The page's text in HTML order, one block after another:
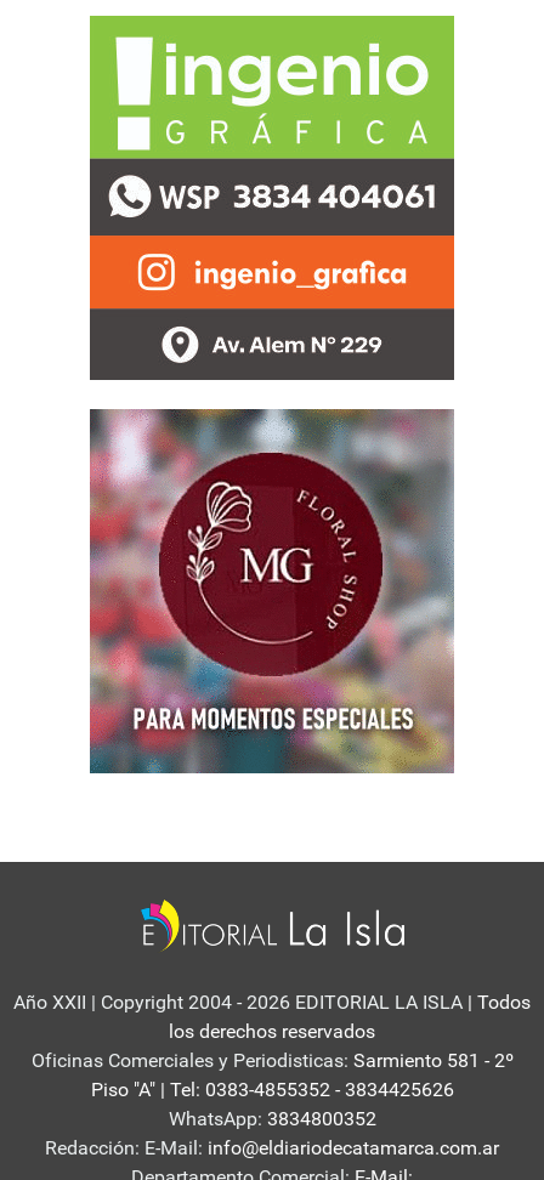
Año XXII | Copyright 2004 - 2026 EDITORIAL LA ISLA | Todos
los derechos reservados
Oficinas Comerciales y Periodisticas: Sarmiento 581 - 2º
Piso "A" | Tel: 0383-4855352 - 3834425626
WhatsApp: 3834800352
Redacción: E-Mail: info@eldiariodecatamarca.com.ar